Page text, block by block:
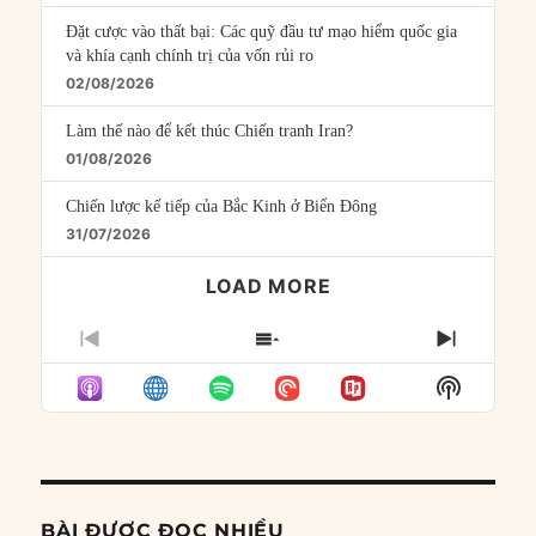
Đặt cược vào thất bại: Các quỹ đầu tư mạo hiểm quốc gia
và khía cạnh chính trị của vốn rủi ro
02/08/2026
Làm thế nào để kết thúc Chiến tranh Iran?
01/08/2026
Chiến lược kế tiếp của Bắc Kinh ở Biển Đông
31/07/2026
LOAD MORE
PREVIOUS
EPISODE
SHOW
EPISODES
LIST
NEXT
Show
Podcast
BÀI ĐƯỢC ĐỌC NHIỀU